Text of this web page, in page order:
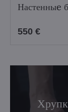
Настенныe
550 €